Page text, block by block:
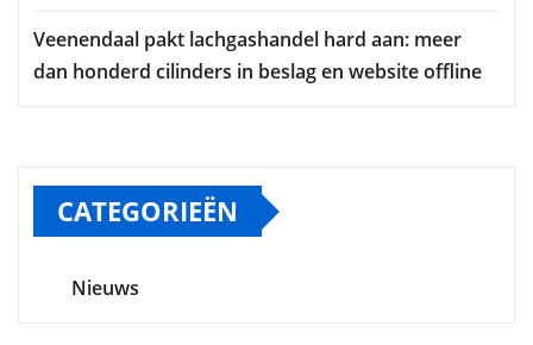
Veenendaal pakt lachgashandel hard aan: meer
dan honderd cilinders in beslag en website offline
CATEGORIEËN
Nieuws